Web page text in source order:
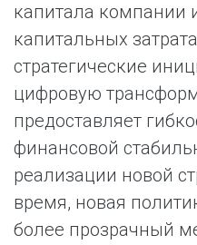
капитала компании
капитальных
стратегические
цифровую
предоставляет
финансовой
реализации новой
время, новая
более прозрачный